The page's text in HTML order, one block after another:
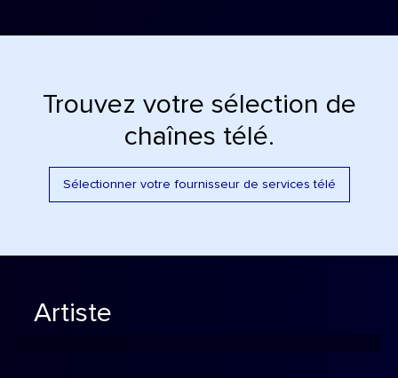
Trouvez votre sélection de
chaînes télé.
Sélectionner votre fournisseur de services télé
Artiste